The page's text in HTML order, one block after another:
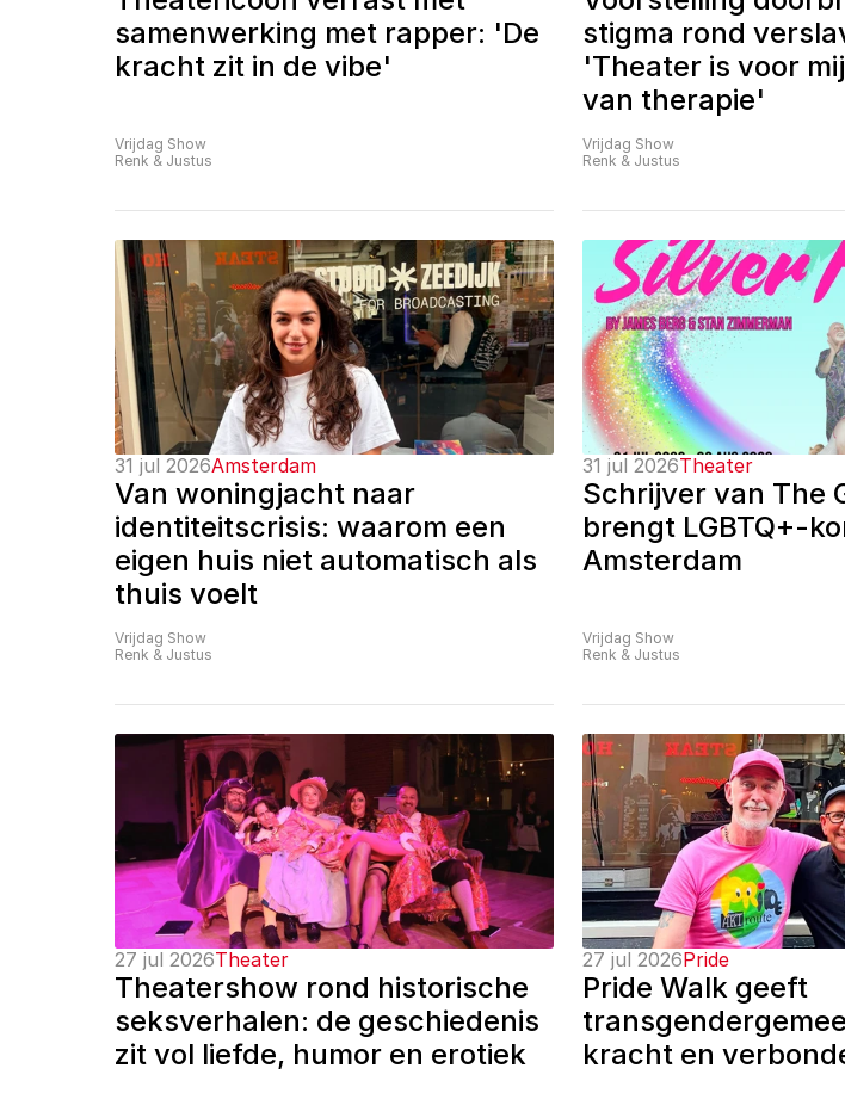
samenwerking met rapper: 'De
kracht zit in de vibe'
Vrijdag Show
Renk & Justus
stigma rond
'Theater is voor
van therapie'
Vrijdag Show
Renk & Justus
31 jul 2026Amsterdam
Van woningjacht naar
identiteitscrisis: waarom een
eigen huis niet automatisch als
thuis voelt
Vrijdag Show
Renk & Justus
31 jul 2026Theater
Schrijver van The
brengt LGBTQ+-
Amsterdam
Vrijdag Show
Renk & Justus
27 jul 2026Theater
Theatershow rond historische
seksverhalen: de geschiedenis
zit vol liefde, humor en erotiek
27 jul 2026Pride
Pride Walk geeft
kracht en